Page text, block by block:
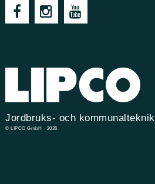
Jordbruks- och kommunalteknik
© LIPCO GmbH - 2026